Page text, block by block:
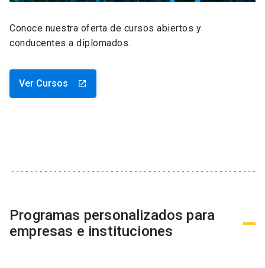
Conoce nuestra oferta de cursos abiertos y
conducentes a diplomados.
Ver Cursos launch
Programas personalizados para
empresas e instituciones